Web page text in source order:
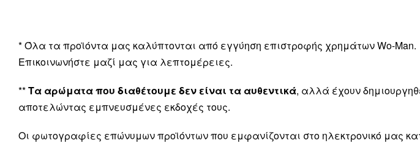
* Όλα τα προϊόντα μας καλύπτονται από εγγύηση επιστροφής χρημάτων Wo-Man.
Επικοινωνήστε μαζί μας για λεπτομέρειες.
**Τα αρώματα που διαθέτουμε δεν είναι τα αυθεντικά, αλλά έχουν
αποτελώντας εμπνευσμένες εκδοχές τους.
Οι φωτογραφίες επώνυμων προϊόντων που εμφανίζονται στο ηλεκτρονικό μας